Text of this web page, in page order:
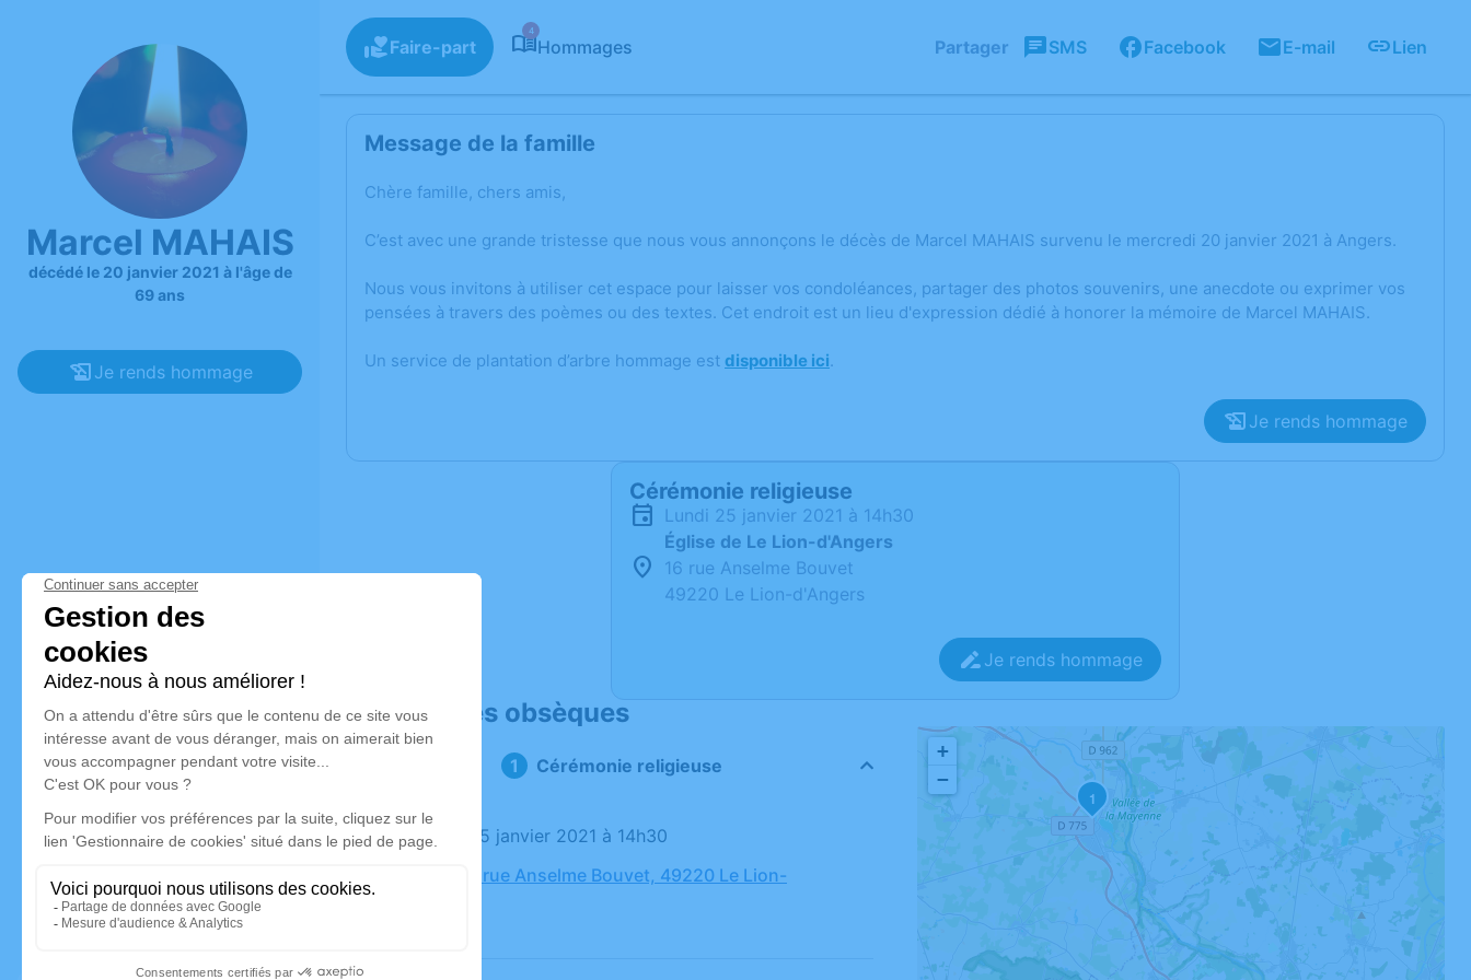
Marcel MAHAIS
décédé le 20 janvier 2021 à l'âge de
69 ans
Je rends hommage
Faire-part
4
Hommages Partager SMS Facebook E-mail Lien
Message de la famille
Chère famille, chers amis,
C’est avec une grande tristesse que nous vous annonçons le décès de Marcel MAHAIS survenu le mercredi 20 janvier 2021 à Angers.
Nous vous invitons à utiliser cet espace pour laisser vos condoléances, partager des photos souvenirs, une anecdote ou exprimer vos
pensées à travers des poèmes ou des textes. Cet endroit est un lieu d'expression dédié à honorer la mémoire de Marcel MAHAIS.
Un service de plantation d’arbre hommage est disponible ici.
Je rends hommage
Cérémonie religieuse
lundi 25 janvier 2021 à 14h30
Église de Le Lion-d'Angers
16 rue Anselme Bouvet
49220 Le Lion-d'Angers
Je rends hommage
Déroulé des obsèques
Cérémonie religieuse
Le lundi 25 janvier 2021 à 14h30
Église, 16 rue Anselme Bouvet, 49220 Le Lion-
1
+
−